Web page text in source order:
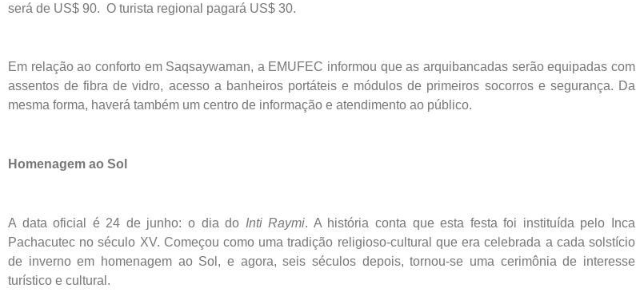
será de US$ 90. O turista regional pagará US$ 30.
Em relação ao conforto em Saqsaywaman, a EMUFEC informou que as arquibancadas serão equipadas com
assentos de fibra de vidro, acesso a banheiros portáteis e módulos de primeiros socorros e segurança. Da
mesma forma, haverá também um centro de informação e atendimento ao público.
Homenagem ao Sol
A data oficial é 24 de junho: o dia do Inti Raymi. A história conta que esta festa foi instituída pelo Inca
Pachacutec no século XV. Começou como uma tradição religioso-cultural que era celebrada a cada solstício
de inverno em homenagem ao Sol, e agora, seis séculos depois, tornou-se uma cerimônia de interesse
turístico e cultural.